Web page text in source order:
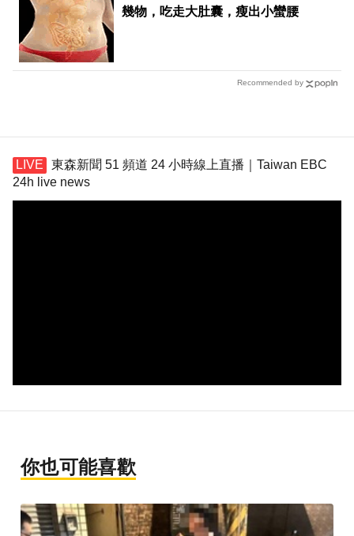
幾物，吃走大肚囊，瘦出小蠻腰
Recommended by
東森新聞 51 頻道 24 小時線上直播｜Taiwan EBC
24h live news
你也可能喜歡